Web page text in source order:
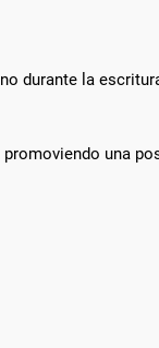
durante la
una